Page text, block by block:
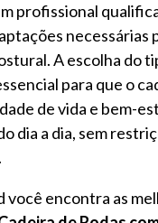
profissional
necessárias
A escolha do
para que o
de vida e bem-
dia a dia, sem
você encontra as